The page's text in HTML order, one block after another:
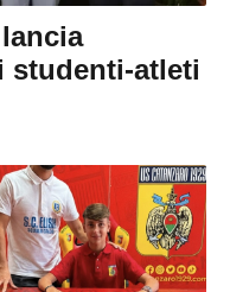
studenti-atleti